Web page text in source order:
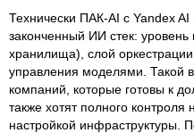
Технически ПАК-AI с Yandex AI
законченный ИИ стек: уровень
хранилища), слой
управления моделями. Такой
компаний, которые готовы к
также хотят полного
настройкой инфраструктуры.